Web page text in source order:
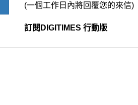
(一個工作日內將回覆您的來信)
訂閱DIGITIMES 行動版